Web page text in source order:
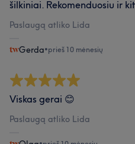
šilkiniai. Rekomenduosiu ir
Paslaugą atliko Lida
Gerda•prieš 10 mėnesių
Viskas gerai 😊
Paslaugą atliko Lida